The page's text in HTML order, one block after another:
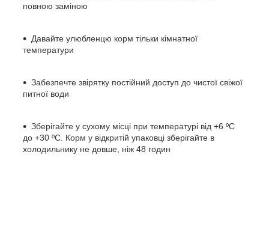
повною заміною
Давайте улюбленцю корм тільки кімнатної
температури
Забезпечте звірятку постійний доступ до чистої свіжої
питної води
Зберігайте у сухому місці при температурі від +6 ºС
до +30 ºС. Корм у відкритій упаковці зберігайте в
холодильнику не довше, ніж 48 годин